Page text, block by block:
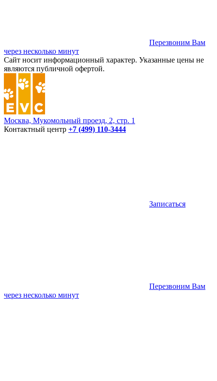
Перезвоним Вам
через несколько минут
Сайт носит информационный характер. Указанные цены не
являются публичной офертой.
Москва, Мукомольный проезд, 2, стр. 1
Контактный центр +7 (499) 110-3444
Записаться
Перезвоним Вам
через несколько минут